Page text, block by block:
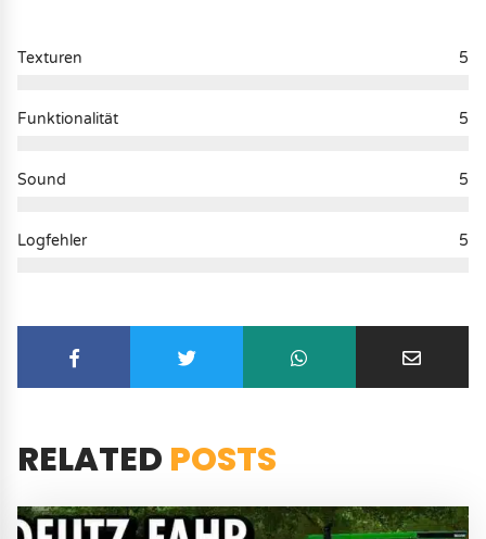
Texturen 5
Funktionalität 5
Sound 5
Logfehler 5
RELATED POSTS